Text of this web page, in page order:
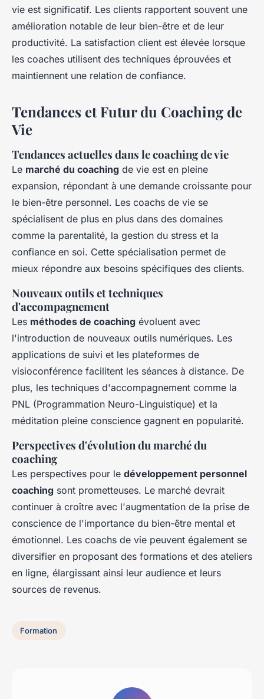
vie est significatif. Les clients rapportent souvent une
amélioration notable de leur bien-être et de leur
productivité. La satisfaction client est élevée lorsque
les coaches utilisent des techniques éprouvées et
maintiennent une relation de confiance.
Tendances et Futur du Coaching de
Vie
Tendances actuelles dans le coaching de vie
Le marché du coaching de vie est en pleine
expansion, répondant à une demande croissante pour
le bien-être personnel. Les coachs de vie se
spécialisent de plus en plus dans des domaines
comme la parentalité, la gestion du stress et la
confiance en soi. Cette spécialisation permet de
mieux répondre aux besoins spécifiques des clients.
Nouveaux outils et techniques
d'accompagnement
Les méthodes de coaching évoluent avec
l'introduction de nouveaux outils numériques. Les
applications de suivi et les plateformes de
visioconférence facilitent les séances à distance. De
plus, les techniques d'accompagnement comme la
PNL (Programmation Neuro-Linguistique) et la
méditation pleine conscience gagnent en popularité.
Perspectives d'évolution du marché du
coaching
Les perspectives pour le développement personnel
coaching sont prometteuses. Le marché devrait
continuer à croître avec l'augmentation de la prise de
conscience de l'importance du bien-être mental et
émotionnel. Les coachs de vie peuvent également se
diversifier en proposant des formations et des ateliers
en ligne, élargissant ainsi leur audience et leurs
sources de revenus.
Formation